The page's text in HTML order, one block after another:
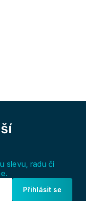
slevu, radu či
Přihlásit se